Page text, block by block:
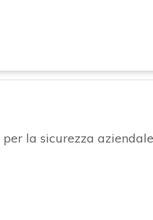
per la sicurezza